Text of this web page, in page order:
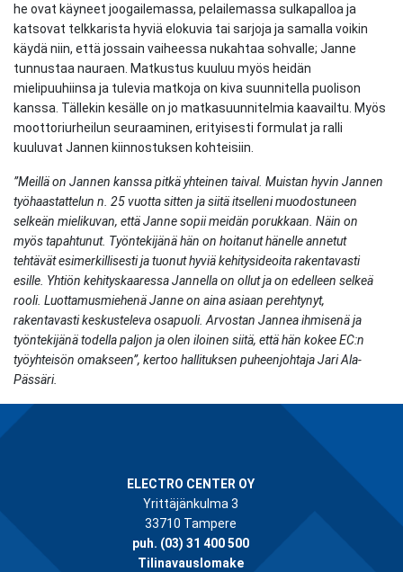
he ovat käyneet joogailemassa, pelailemassa sulkapalloa ja
katsovat telkkarista hyviä elokuvia tai sarjoja ja samalla voikin
käydä niin, että jossain vaiheessa nukahtaa sohvalle; Janne
tunnustaa nauraen. Matkustus kuuluu myös heidän
mielipuuhiinsa ja tulevia matkoja on kiva suunnitella puolison
kanssa. Tällekin kesälle on jo matkasuunnitelmia kaavailtu. Myös
moottoriurheilun seuraaminen, erityisesti formulat ja ralli
kuuluvat Jannen kiinnostuksen kohteisiin.
”Meillä on Jannen kanssa pitkä yhteinen taival. Muistan hyvin Jannen
työhaastattelun n. 25 vuotta sitten ja siitä itselleni muodostuneen
selkeän mielikuvan, että Janne sopii meidän porukkaan. Näin on
myös tapahtunut. Työntekijänä hän on hoitanut hänelle annetut
tehtävät esimerkillisesti ja tuonut hyviä kehitysideoita rakentavasti
esille. Yhtiön kehityskaaressa Jannella on ollut ja on edelleen selkeä
rooli. Luottamusmiehenä Janne on aina asiaan perehtynyt,
rakentavasti keskusteleva osapuoli. Arvostan Jannea ihmisenä ja
työntekijänä todella paljon ja olen iloinen siitä, että hän kokee EC:n
työyhteisön omakseen”, kertoo hallituksen puheenjohtaja Jari Ala-
Pässäri.
ELECTRO CENTER OY
Yrittäjänkulma 3
33710 Tampere
puh. (03) 31 400 500
Tilinavauslomake